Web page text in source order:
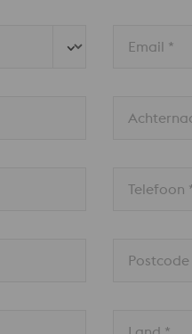
Email *
Telefoon
Postcode